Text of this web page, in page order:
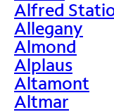
Alfred
Allegany
Almond
Alplaus
Altamont
Altmar